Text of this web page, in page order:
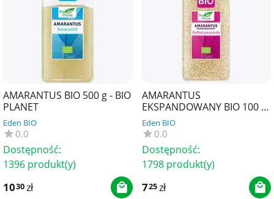
AMARANTUS BIO 500 g - BIO
PLANET
Eden BIO
0.0
Dostępność:
1396 produkt(y)
1030zł
AMARANTUS
EKSPANDOWANY BIO 100 g
- BIO PLANET
Eden BIO
0.0
Dostępność:
1798 produkt(y)
725zł